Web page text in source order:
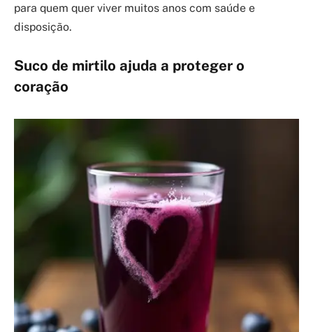
para quem quer viver muitos anos com saúde e
disposição.
Suco de mirtilo ajuda a proteger o
coração